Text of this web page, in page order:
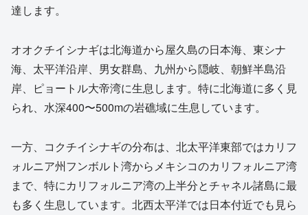
達します。
オオクチイシナギは北海道から屋久島の日本海、東シナ
海、太平洋沿岸、男女群島、九州から隠岐、朝鮮半島沿
岸、ピョートル大帝湾に生息します。特に北海道に多く見
られ、水深400〜500mの岩礁域に生息しています。
一方、コクチイシナギの分布は、北太平洋東部ではカリフ
ォルニア州フンボルト湾からメキシコのカリフォルニア湾
まで、特にカリフォルニア湾の上半分とチャネル諸島に最
も多く生息しています。北西太平洋では日本付近でも見ら